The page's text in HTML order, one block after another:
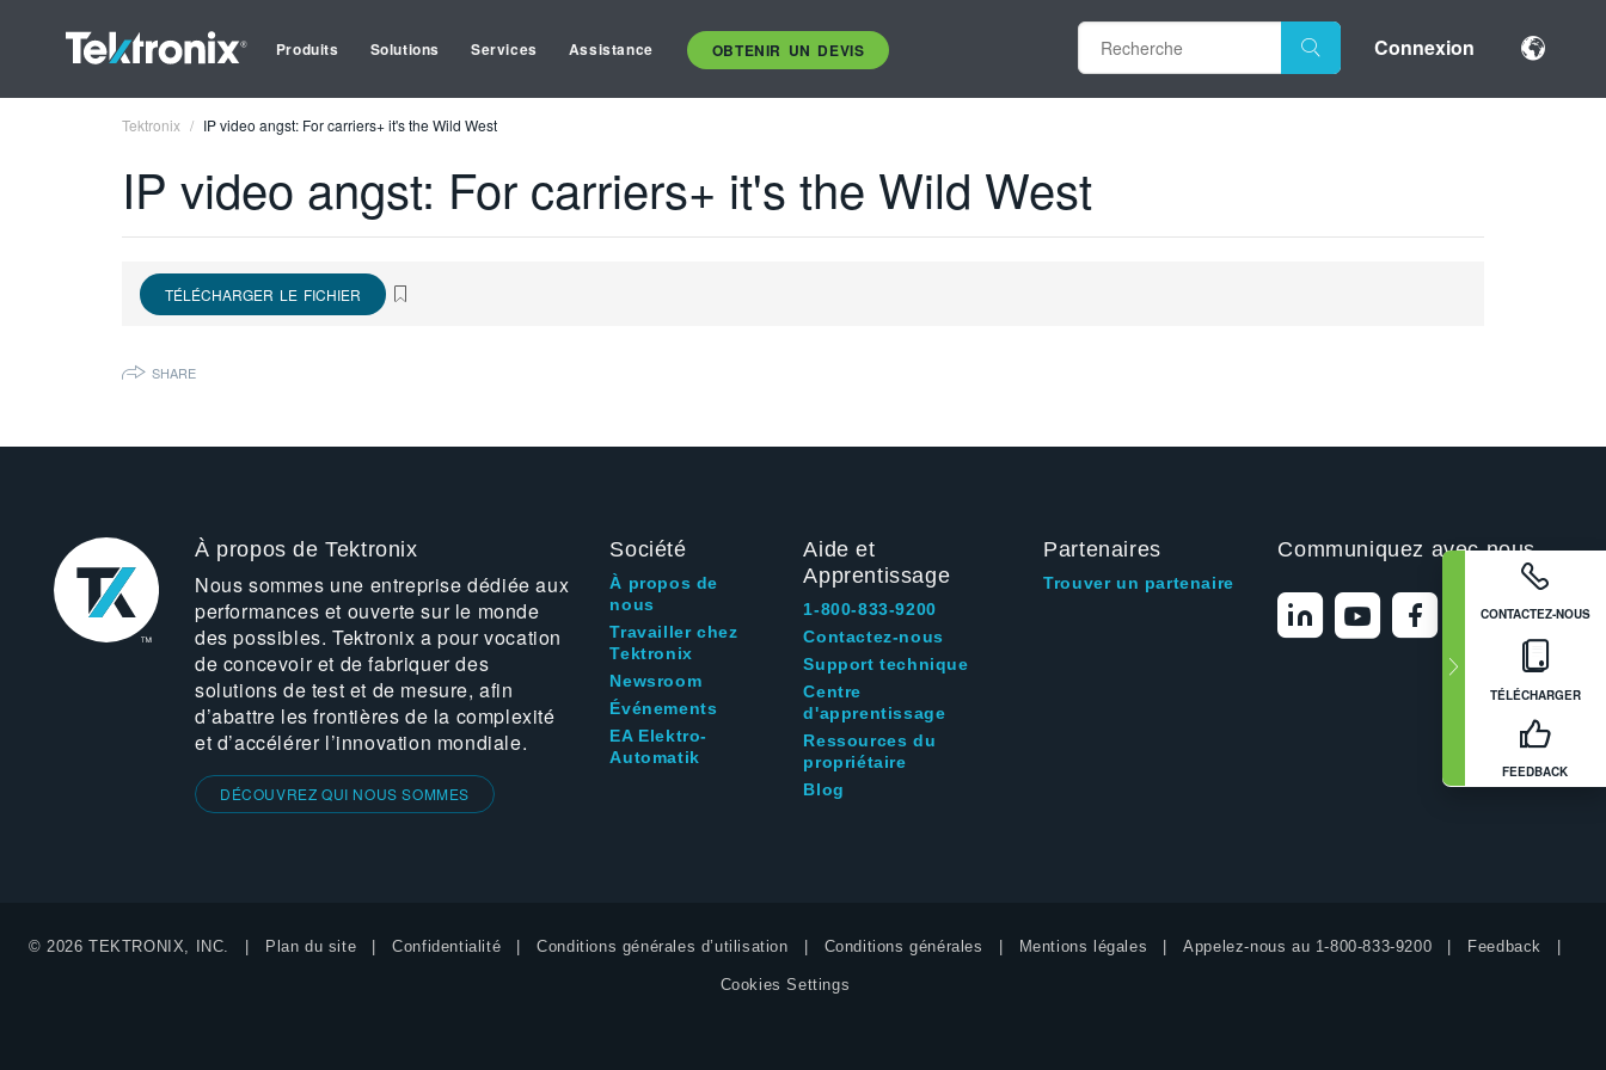
Produits Solutions Services Assistance OBTENIR UN DEVIS Connexion
CONTACTEZ-NOUS
TÉLÉCHARGER
FEEDBACK
Tektronix IP video angst: For carriers+ it's the Wild West
IP video angst: For carriers+ it's the Wild West
TÉLÉCHARGER LE FICHIER
SHARE
À propos de Tektronix
Nous sommes une entreprise dédiée aux
performances et ouverte sur le monde
des possibles. Tektronix a pour vocation
de concevoir et de fabriquer des
solutions de test et de mesure, afin
d’abattre les frontières de la complexité
et d’accélérer l’innovation mondiale.
DÉCOUVREZ QUI NOUS SOMMES
Société
À propos de
nous
Travailler chez
Tektronix
Newsroom
Événements
EA Elektro-
Automatik
Aide et
Apprentissage
1-800-833-9200
Contactez-nous
Support technique
Centre
d'apprentissage
Ressources du
propriétaire
Blog
Partenaires
Trouver un partenaire
Communiquez avec nous
© 2026 TEKTRONIX, INC. Plan du site Confidentialité Conditions générales d’utilisation Conditions générales Mentions légales Appelez-nous au 1-800-833-9200 Feedback
Cookies Settings